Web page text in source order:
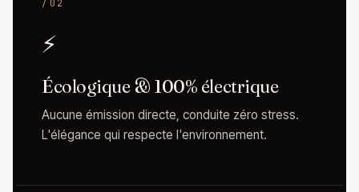
/02
⚡
Écologique & 100% électrique
Aucune émission directe, conduite zéro stress.
L'élégance qui respecte l'environnement.